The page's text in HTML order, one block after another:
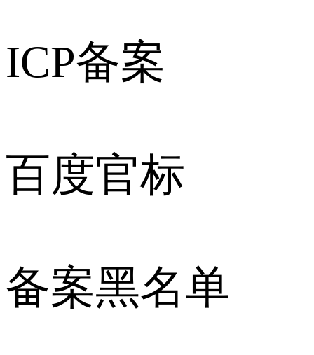
ICP备案
百度官标
备案黑名单